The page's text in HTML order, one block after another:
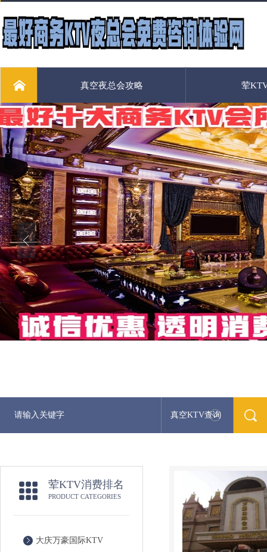
真空夜总会攻略 荤
真空KTV查询
荤KTV消费排名
PRODUCT CATEGORIES
大庆万豪国际KTV